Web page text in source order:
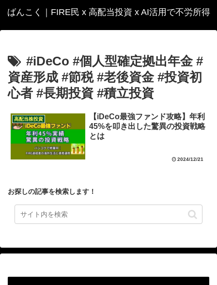
ばんこく｜FIRE民 x 高配当投資 x AI活用で不労所得
#iDeCo #個人型確定拠出年金 #
資産形成 #節税 #老後資金 #投資初
心者 #長期投資 #積立投資
高配当株投資
【iDeCo最強ファンド攻略】年利
45%を叩き出した驚異の投資戦略
とは
2024/12/21
お探しの記事を検索します！